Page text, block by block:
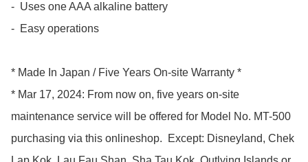
-  Uses one AAA alkaline battery
-  Easy operations
* Made In Japan / Five Years On-site Warranty *
* Mar 17, 2024: From now on, five years on-site
maintenance service will be offered for Model No. MT-500
purchasing via this onlineshop.  Except: Disneyland, Chek